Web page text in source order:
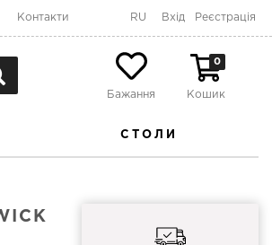
Контакти RU Вхід Реєстрація
Бажання
0
Кошик
СТОЛИ